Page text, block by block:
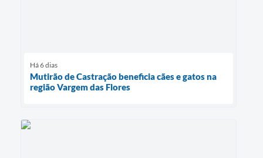
Há 6 dias
Mutirão de Castração beneficia cães e gatos na
região Vargem das Flores